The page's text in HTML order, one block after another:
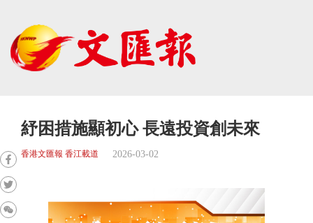
紓困措施顯初心 長遠投資創未來
香港文匯報 香江載道 2026-03-02